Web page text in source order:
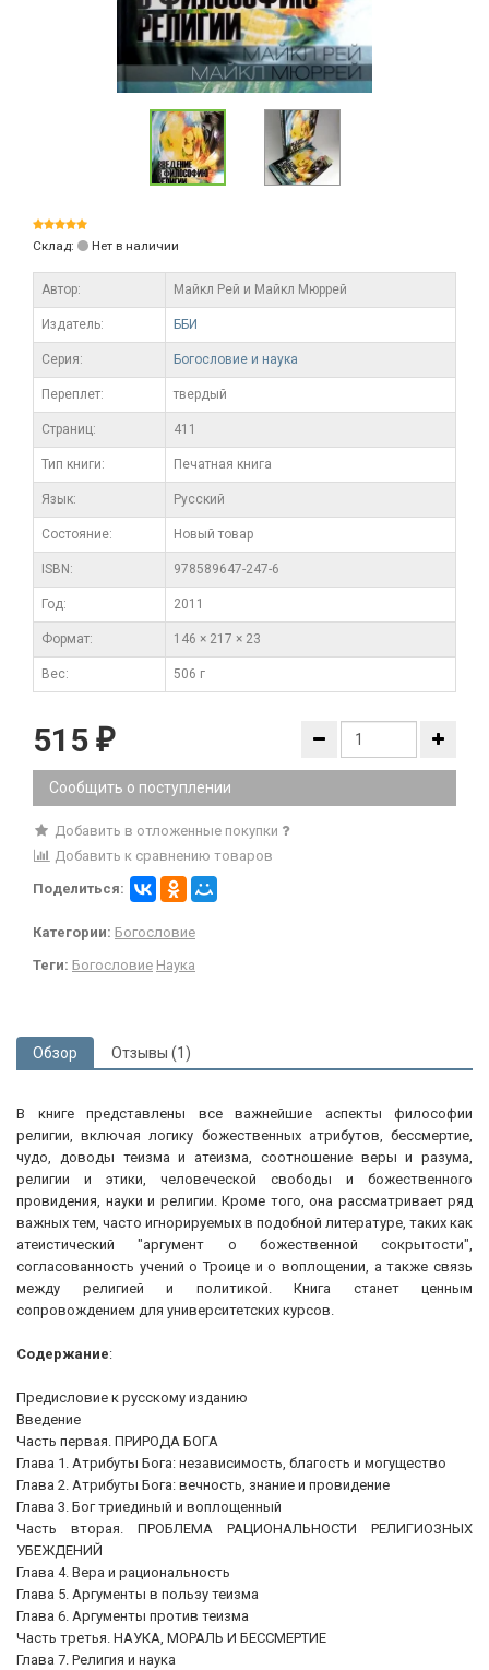
Склад: Нет в наличии
Автор: Майкл Рей и Майкл Мюррей
Издатель: ББИ
Серия: Богословие и наука
Переплет: твердый
Cтраниц: 411
Тип книги: Печатная книга
Язык: Русский
Состояние: Новый товар
ISBN: 978589647-247-6
Год: 2011
Формат: 146 × 217 × 23
Вес: 506 г
515 ₽
Сообщить о поступлении
Добавить в отложенные покупки
Добавить к сравнению товаров
Поделиться:
Категории: Богословие
Теги: Богословие Наука
Обзор Отзывы (1)
В книге представлены все важнейшие аспекты философии
религии, включая логику божественных атрибутов, бессмертие,
чудо, доводы теизма и атеизма, соотношение веры и разума,
религии и этики, человеческой свободы и божественного
провидения, науки и религии. Кроме того, она рассматривает ряд
важных тем, часто игнорируемых в подобной литературе, таких как
атеистический "аргумент о божественной сокрытости",
согласованность учений о Троице и о воплощении, а также связь
между религией и политикой. Книга станет ценным
сопровождением для университетских курсов.
Содержание:
Предисловие к русскому изданию
Введение
Часть первая. ПРИРОДА БОГА
Глава 1. Атрибуты Бога: независимость, благость и могущество
Глава 2. Атрибуты Бога: вечность, знание и провидение
Глава 3. Бог триединый и воплощенный
Часть вторая. ПРОБЛЕМА РАЦИОНАЛЬНОСТИ РЕЛИГИОЗНЫХ
УБЕЖДЕНИЙ
Глава 4. Вера и рациональность
Глава 5. Аргументы в пользу теизма
Глава 6. Аргументы против теизма
Часть третья. НАУКА, МОРАЛЬ И БЕССМЕРТИЕ
Глава 7. Религия и наука